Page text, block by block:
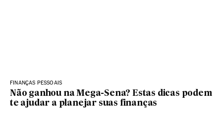
FINANÇAS PESSOAIS
Não ganhou na Mega-Sena? Estas dicas podem
te ajudar a planejar suas finanças